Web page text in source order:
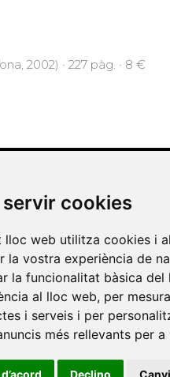
servir cookies
lloc web utilitza cookies i
la vostra experiència de
la funcionalitat bàsica del
al lloc web, per
i serveis i per
més rellevants per a
Declino
2002) · 227 pàg. · 8 €
de
universitàries a
Av.